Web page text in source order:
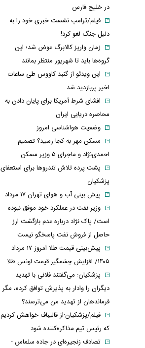
در خلیج فارس
فیلم/ترامپ نشست خبری خود را به
دلیل جنگ لغو کرد!
زمان واریز کالابرگ عوض شد؛ این
گروه‌ها باید تا شهریور منتظر بمانند
این ویدئو از گنبد کاووس طی ساعات
اخیر پربازدید شد
افشای شرط آمریکا برای پایان دادن به
محاصره دریایی ایران
وضعیت هواشناسی امروز
مسکن مهر به کجا رسید؟ تصمیم
احمدی‌نژاد و ماجرای ۵ وزیر مسکن
پشت پرده تلاش تندروها برای استعفای
پزشکیان
پیش بینی آب و هوای تهران ۱۷ مرداد
وزیر نفت در عملکرد خود موفق نبوده
است/ پاک نژاد درباره عدم بازگشت ارز
حاصل از فروش نفت پاسخگو نیست
پیش‌بینی قیمت طلا امروز ۱۷ مرداد
۱۴۰۵/ افزایش چشمگیر قیمت اونس طلا
پزشکیان: می‌گفتند فلانی با تهدید
دیگران را وادار به پذیرش توافق کرده، مگر
فرماندهان از تهدید من می‌ترسند؟
فیلم/پزشکیان:از قالیباف خواهش کردیم
که رئیس تیم مذاکره‌کننده شود
تصادف زنجیره‌ای در جاده سلماس -